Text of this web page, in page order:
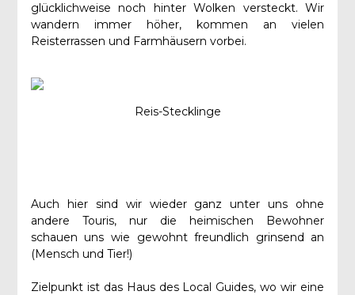
glücklichweise noch hinter Wolken versteckt. Wir
wandern immer höher, kommen an vielen
Reisterrassen und Farmhäusern vorbei.
Reis-Stecklinge
Auch hier sind wir wieder ganz unter uns ohne
andere Touris, nur die heimischen Bewohner
schauen uns wie gewohnt freundlich grinsend an
(Mensch und Tier!)
Zielpunkt ist das Haus des Local Guides, wo wir eine